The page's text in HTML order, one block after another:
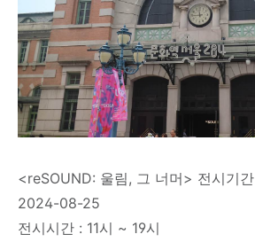
<reSOUND: 울림, 그 너머> 전시기간
2024-08-25
전시시간 : 11시 ~ 19시